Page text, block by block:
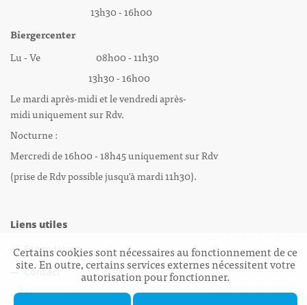
13h30 - 16h00
Biergercenter
Lu - Ve 08h00 - 11h30
13h30 - 16h00
Le mardi après-midi et le vendredi après-
midi uniquement sur Rdv.
Nocturne :
Mercredi de 16h00 - 18h45 uniquement sur Rdv
(prise de Rdv possible jusqu'à mardi 11h30).
Liens utiles
Formulaires
Contact
Biergercenter
Certains cookies sont nécessaires au fonctionnement de ce
site. En outre, certains services externes nécessitent votre
autorisation pour fonctionner.